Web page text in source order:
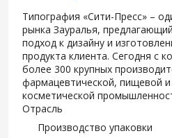
Типография «Сити-Пресс» –
рынка Зауралья,
подход к дизайну и
продукта клиента. Сегодня с
более 300 крупных
фармацевтической, пищевой
косметической
Отрасль
Производство упаковки